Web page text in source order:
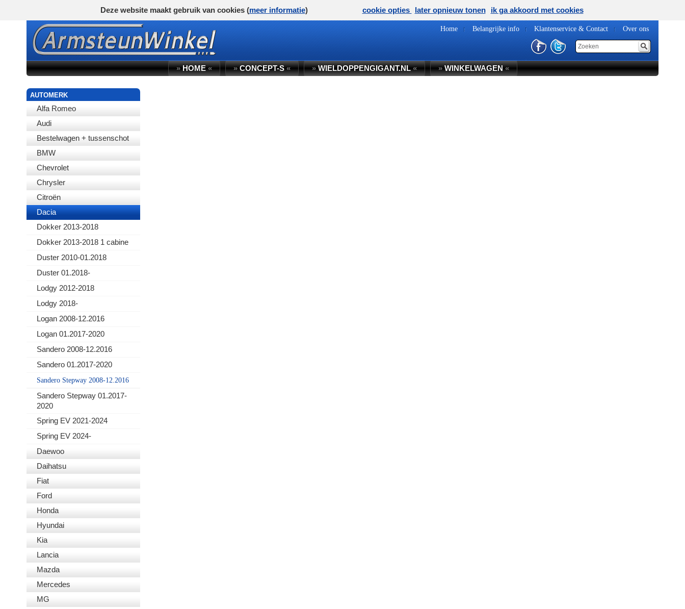
Home Belangrijke info Klantenservice & Contact Over ons
»HOME« »CONCEPT-S« »WIELDOPPENGIGANT.NL« »WINKELWAGEN«
AUTOMERK
Alfa Romeo
Audi
Bestelwagen + tussenschot
BMW
Chevrolet
Chrysler
Citroën
Dacia
Dokker 2013-2018
Dokker 2013-2018 1 cabine
Duster 2010-01.2018
Duster 01.2018-
Lodgy 2012-2018
Lodgy 2018-
Logan 2008-12.2016
Logan 01.2017-2020
Sandero 2008-12.2016
Sandero 01.2017-2020
Sandero Stepway 2008-12.2016
Sandero Stepway 01.2017-
2020
Spring EV 2021-2024
Spring EV 2024-
Daewoo
Daihatsu
Fiat
Ford
Honda
Hyundai
Kia
Lancia
Mazda
Mercedes
MG
Deze website maakt gebruik van cookies (meer informatie) cookie opties later opnieuw tonen ik ga akkoord met cookies